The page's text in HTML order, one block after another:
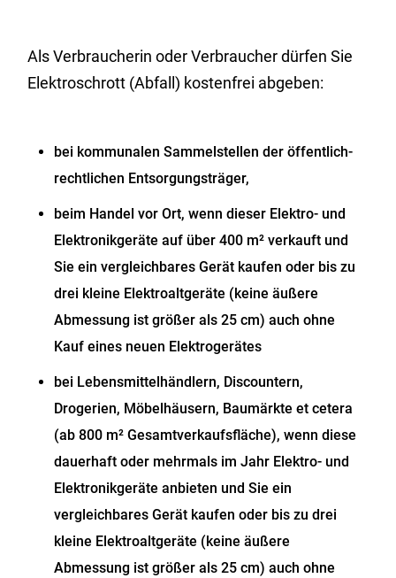
Als Verbraucherin oder Verbraucher dürfen Sie
Elektroschrott (Abfall) kostenfrei abgeben:
bei kommunalen Sammelstellen der öffentlich-
rechtlichen Entsorgungsträger,
beim Handel vor Ort, wenn dieser Elektro- und
Elektronikgeräte auf über 400 m² verkauft und
Sie ein vergleichbares Gerät kaufen oder bis zu
drei kleine Elektroaltgeräte (keine äußere
Abmessung ist größer als 25 cm) auch ohne
Kauf eines neuen Elektrogerätes
bei Lebensmittelhändlern, Discountern,
Drogerien, Möbelhäusern, Baumärkteet cetera
(ab 800 m² Gesamtverkaufsfläche), wenn diese
dauerhaft oder mehrmals im Jahr Elektro- und
Elektronikgeräte anbieten und Sie ein
vergleichbares Gerät kaufen oder bis zu drei
kleine Elektroaltgeräte (keine äußere
Abmessung ist größer als 25 cm) auch ohne